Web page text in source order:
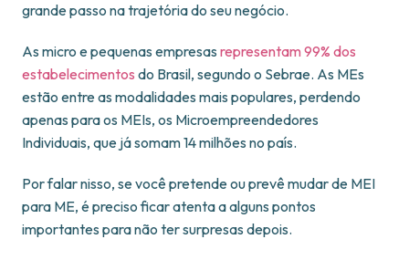
grande passo na trajetória do seu negócio.
As micro e pequenas empresas representam 99% dos
estabelecimentos do Brasil, segundo o Sebrae. As MEs
estão entre as modalidades mais populares, perdendo
apenas para os MEIs, os Microempreendedores
Individuais, que já somam 14 milhões no país.
Por falar nisso, se você pretende ou prevê mudar de MEI
para ME, é preciso ficar atenta a alguns pontos
importantes para não ter surpresas depois.